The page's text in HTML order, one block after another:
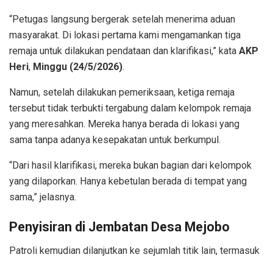
“Petugas langsung bergerak setelah menerima aduan
masyarakat. Di lokasi pertama kami mengamankan tiga
remaja untuk dilakukan pendataan dan klarifikasi,” kata AKP
Heri, Minggu (24/5/2026).
Namun, setelah dilakukan pemeriksaan, ketiga remaja
tersebut tidak terbukti tergabung dalam kelompok remaja
yang meresahkan. Mereka hanya berada di lokasi yang
sama tanpa adanya kesepakatan untuk berkumpul.
“Dari hasil klarifikasi, mereka bukan bagian dari kelompok
yang dilaporkan. Hanya kebetulan berada di tempat yang
sama,” jelasnya.
Penyisiran di Jembatan Desa Mejobo
Patroli kemudian dilanjutkan ke sejumlah titik lain, termasuk